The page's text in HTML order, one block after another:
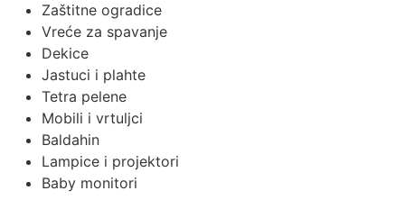
Zaštitne ogradice
Vreće za spavanje
Dekice
Jastuci i plahte
Tetra pelene
Mobili i vrtuljci
Baldahin
Lampice i projektori
Baby monitori